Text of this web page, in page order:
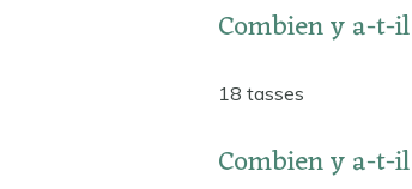
Combien y a-t-
18 tasses
Combien y a-t-